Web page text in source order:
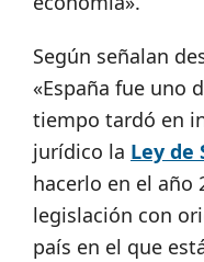
Según señalan
«España fue uno
tiempo tardó en
jurídico la Ley de
hacerlo en el año
legislación con
país en el que